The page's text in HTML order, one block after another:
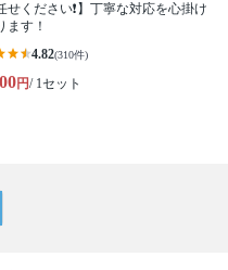
せください❗️】丁寧な対応を心掛け
ます！
4.82(310件)
円/ 1セット